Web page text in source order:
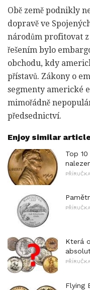
Obě země podnikly
dopravě ve
národům profitovat
řešením bylo
obchodu, kdy
přístavů. Zákony o
segmenty americké
mimořádně
předsednictví.
Enjoy similar
Top
Která
Flying